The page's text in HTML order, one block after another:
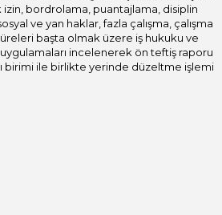
izin, bordrolama, puantajlama, disiplin
ve yan haklar, fazla çalışma, çalışma
başta olmak üzere iş hukuku ve
incelenerek ön teftiş raporu
birimi ile birlikte yerinde düzeltme işlemi